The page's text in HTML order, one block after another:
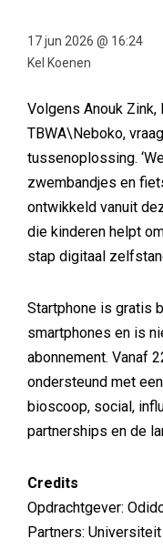
17 jun 2026 @ 16:24
Kel Koenen
Volgens Anouk Zink,
TBWA\Neboko,
tussenoplossing.
zwembandjes en
ontwikkeld vanuit
die kinderen helpt
stap digitaal
Startphone is gratis
smartphones en is
abonnement. Vanaf
ondersteund met
bioscoop, social,
partnerships en de
Credits
Opdrachtgever:
Partners: